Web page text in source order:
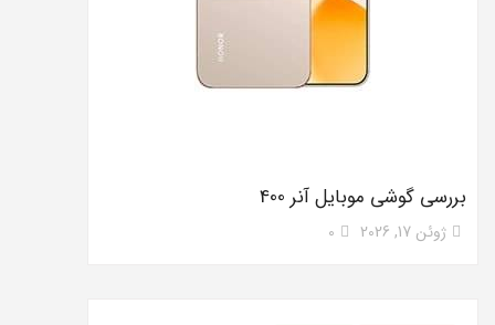
بررسی گوشی موبایل آنر 400
ژوئن 17, 2026 0